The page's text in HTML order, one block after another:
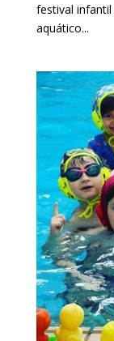
festival
aquático...